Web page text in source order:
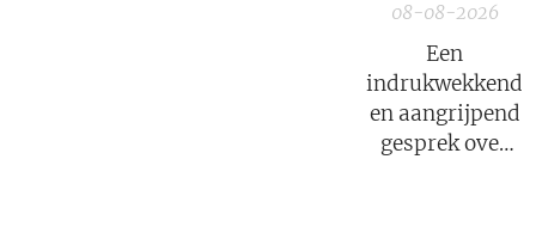
08-08-2026
Een
indrukwekkend
en aangrijpend
gesprek over